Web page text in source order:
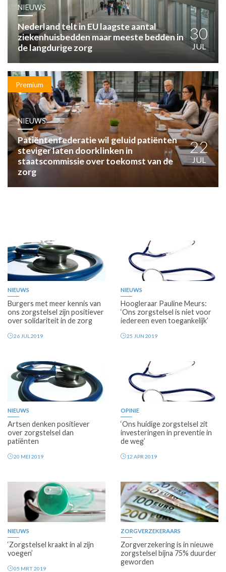
PRAKTIJKZAKEN
TARIEVEN
VPHUISARTSEN
INLOGGEN
REGISTRATIE
NIEUWS
Nederland telt in EU laagste aantal
ziekenhuisbedden maar meeste bedden in
de langdurige zorg
30
JUL
Premium
NIEUWS
Patiëntenfederatie wil geluid patiënten
steviger laten doorklinken in
staatscommissie over toekomst van de
zorg
22
JUL
NIEUWS
Burgers met meer kennis van
ons zorgstelsel zijn positiever
over solidariteit in de zorg
26 JUL 2019
NIEUWS
Hoogleraar Pauline Meurs:
‘Ons zorgstelsel is niet voor
iedereen even toegankelijk’
25 JUN 2019
NIEUWS
Artsen denken positiever
over zorgstelsel dan
patiënten
20 MEI 2019
OPINIE
‘Ons huidige zorgstelsel zit
investeringen in preventie in
de weg’
12 APR 2019
NIEUWS
‘Zorgstelsel kraakt in al zijn
voegen’
05 MRT 2019
ZORGVERZEKERAARS
Zorgverzekering is in nieuwe
zorgstelsel bijna 75% duurder
geworden